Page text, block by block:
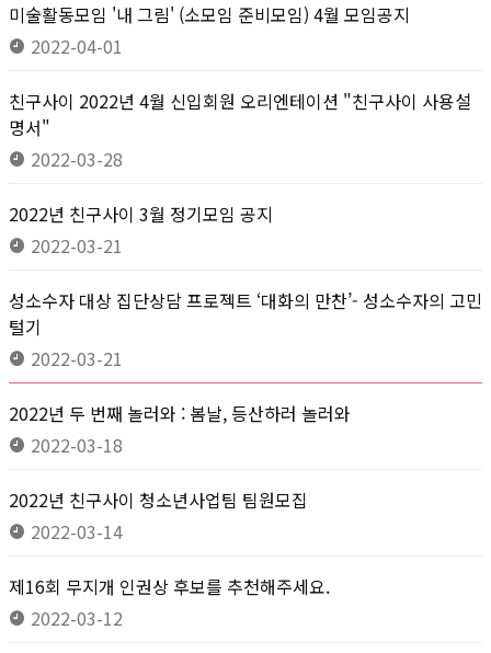
미술활동모임 '내 그림' (소모임 준비모임) 4월 모임공지
2022-04-01
친구사이 2022년 4월 신입회원 오리엔테이션 "친구사이 사용설
명서"
2022-03-28
2022년 친구사이 3월 정기모임 공지
2022-03-21
성소수자 대상 집단상담 프로젝트 ‘대화의 만찬’- 성소수자의 고민
털기
2022-03-21
2022년 두 번째 놀러와 : 봄날, 등산하러 놀러와
2022-03-18
2022년 친구사이 청소년사업팀 팀원모집
2022-03-14
제16회 무지개 인권상 후보를 추천해주세요.
2022-03-12